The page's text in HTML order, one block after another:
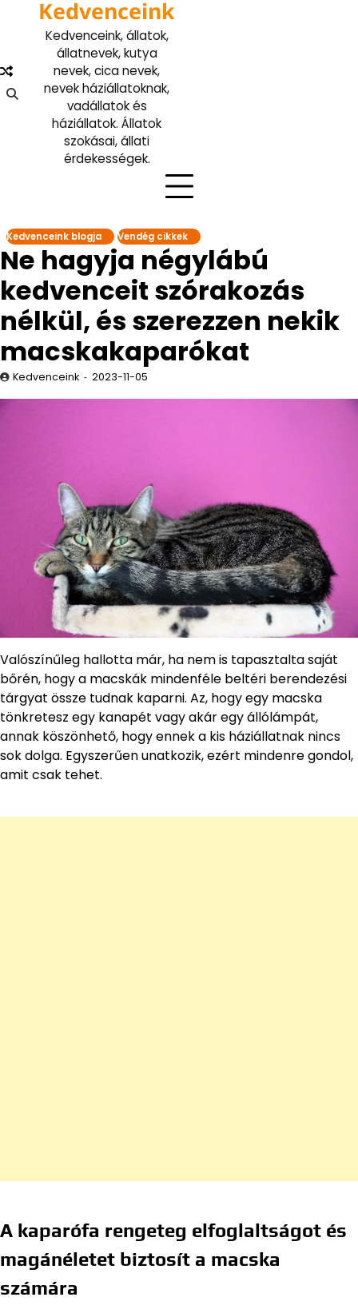
Kedvenceink
Kedvenceink, állatok,
állatnevek, kutya
nevek, cica nevek,
nevek háziállatoknak,
vadállatok és
háziállatok. Állatok
szokásai, állati
érdekességek.
Kedvenceink blogja Vendég cikkek
Ne hagyja négylábú
kedvenceit szórakozás
nélkül, és szerezzen nekik
macskakaparókat
Kedvenceink 2023-11-05
Valószínűleg hallotta már, ha nem is tapasztalta saját
bőrén, hogy a macskák mindenféle beltéri berendezési
tárgyat össze tudnak kaparni. Az, hogy egy macska
tönkretesz egy kanapét vagy akár egy állólámpát,
annak köszönhető, hogy ennek a kis háziállatnak nincs
sok dolga. Egyszerűen unatkozik, ezért mindenre gondol,
amit csak tehet.
A kaparófa rengeteg elfoglaltságot és
magánéletet biztosít a macska
számára